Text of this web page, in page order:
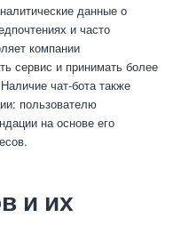
данные о
и часто
компании
сервис и принимать более
чат-бота также
пользователю
на основе его
и их